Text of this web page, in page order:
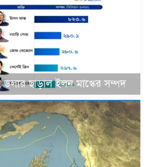
ছাড়াল ইলন মাস্কের সম্পদ